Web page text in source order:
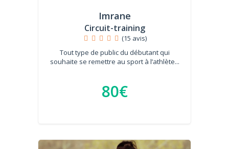
Imrane
Circuit-training
(15 avis)
Tout type de public du débutant qui
souhaite se remettre au sport à l’athlète...
80€